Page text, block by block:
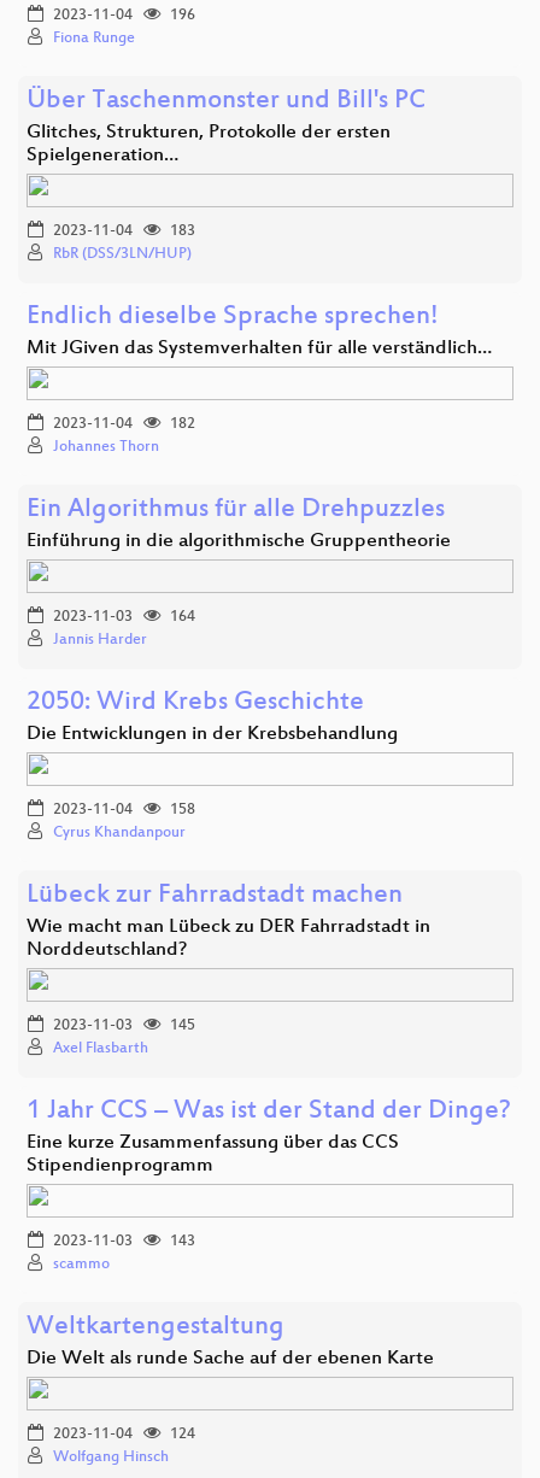
2023-11-04
196
Fiona Runge
Über Taschenmonster und Bill's PC
Glitches, Strukturen, Protokolle der ersten
Spielgeneration…
2023-11-04
183
RbR (DSS/3LN/HUP)
Endlich dieselbe Sprache sprechen!
Mit JGiven das Systemverhalten für alle verständlich…
2023-11-04
182
Johannes Thorn
Ein Algorithmus für alle Drehpuzzles
Einführung in die algorithmische Gruppentheorie
2023-11-03
164
Jannis Harder
2050: Wird Krebs Geschichte
Die Entwicklungen in der Krebsbehandlung
2023-11-04
158
Cyrus Khandanpour
Lübeck zur Fahrradstadt machen
Wie macht man Lübeck zu DER Fahrradstadt in
Norddeutschland?
2023-11-03
145
Axel Flasbarth
1 Jahr CCS – Was ist der Stand der Dinge?
Eine kurze Zusammenfassung über das CCS
Stipendienprogramm
2023-11-03
143
scammo
Weltkartengestaltung
Die Welt als runde Sache auf der ebenen Karte
2023-11-04
124
Wolfgang Hinsch